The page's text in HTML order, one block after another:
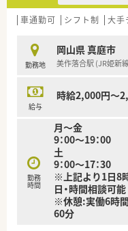
【想定される業務内容
■医薬品の品質管理
■海外メーカーを含
折衝も担当します。
■倉庫内の薬剤保管
【会社特徴】
定した経営基盤を持
■医薬品物流のエキ
ウを蓄積しています。
■医薬品の適正流通
し、高い品質を維持
車通勤可 シフト制 大手
勤務地
岡山県 真庭市
美作落合駅 (JR姫新
給与
時給2,000円～
勤務
時間
月～金
9：00～19：00
土
9：00～17：30
※上記より1日8
日・時間相談可能
※休憩:実働6時
60分